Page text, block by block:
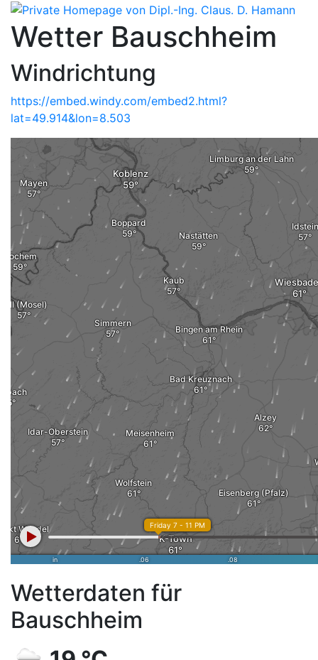
Wetter Bauschheim
Windrichtung
https://embed.windy.com/embed2.html?
lat=49.914&lon=8.503
Wetterdaten für
Bauschheim